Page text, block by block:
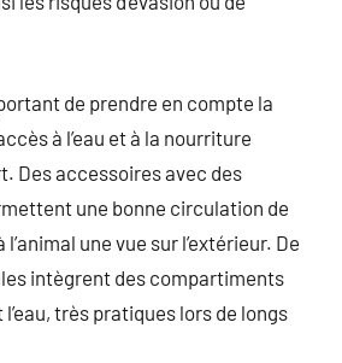
de prendre en compte la
à l’eau et à la nourriture
Des accessoires avec des
une bonne circulation de
une vue sur l’extérieur. De
intègrent des compartiments
très pratiques lors de longs